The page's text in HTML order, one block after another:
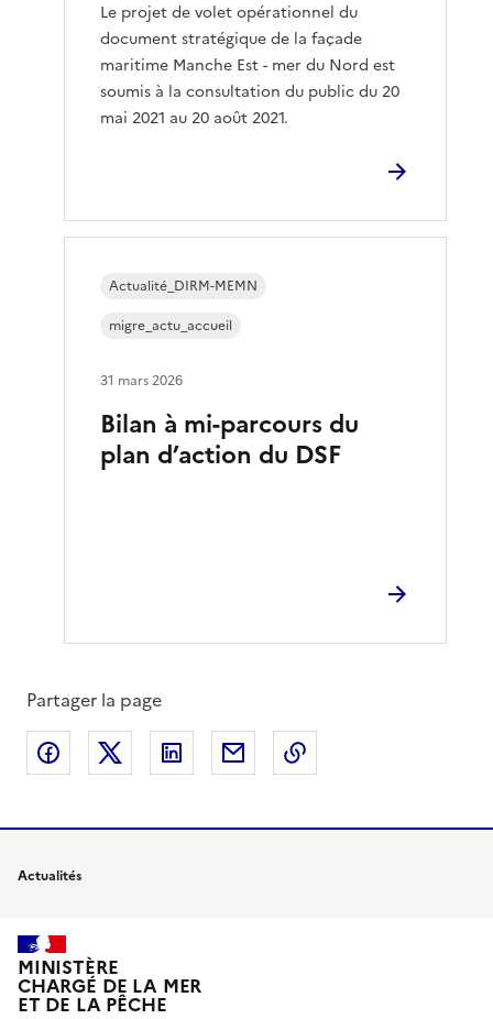
Le projet de volet opérationnel du
document stratégique de la façade
maritime Manche Est - mer du Nord est
soumis à la consultation du public du 20
mai 2021 au 20 août 2021.
Bilan à mi-parcours du
plan d’action du DSF
Actualité_DIRM-MEMN
migre_actu_accueil
31 mars 2026
Partager la page
Partager sur Facebook
Partager sur XPartager sur LinkedIn
Partager par email
Actualités
MINISTÈRE
CHARGÉ DE LA MER
ET DE LA PÊCHE